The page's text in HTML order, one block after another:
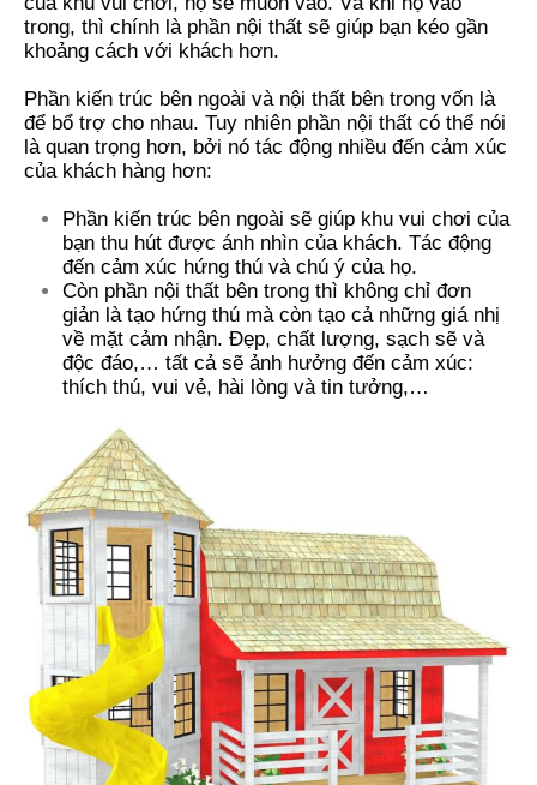
trong, thì chính là phần nội thất sẽ giúp bạn kéo gần
khoảng cách với khách hơn.
Phần kiến trúc bên ngoài và nội thất bên trong vốn là
để bổ trợ cho nhau. Tuy nhiên phần nội thất có thể nói
là quan trọng hơn, bởi nó tác động nhiều đến cảm xúc
của khách hàng hơn:
Phần kiến trúc bên ngoài sẽ giúp khu vui chơi của
bạn thu hút được ánh nhìn của khách. Tác động
đến cảm xúc hứng thú và chú ý của họ.
Còn phần nội thất bên trong thì không chỉ đơn
giản là tạo hứng thú mà còn tạo cả những giá nhị
về mặt cảm nhận. Đẹp, chất lượng, sạch sẽ và
độc đáo,… tất cả sẽ ảnh hưởng đến cảm xúc:
thích thú, vui vẻ, hài lòng và tin tưởng,…